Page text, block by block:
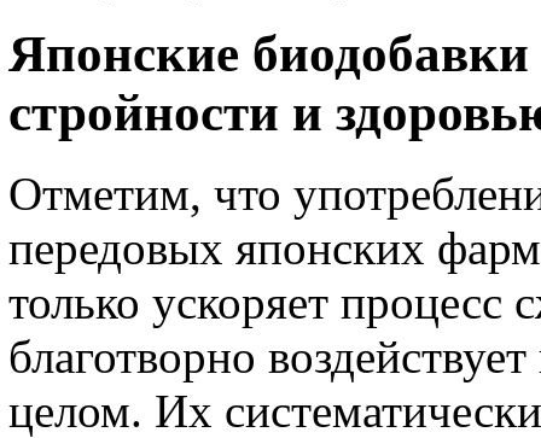
Японские
стройности и
Отметим, что
передовых японских
только ускоряет
благотворно
целом. Их